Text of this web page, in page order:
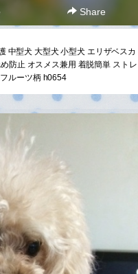
Share
中型犬 大型犬 小型犬 エリザベスカ
防止 オスメス兼用 着脱簡単 ストレ
ルーツ柄 h0654